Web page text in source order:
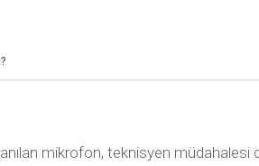
mikrofon, teknisyen müdahalesi